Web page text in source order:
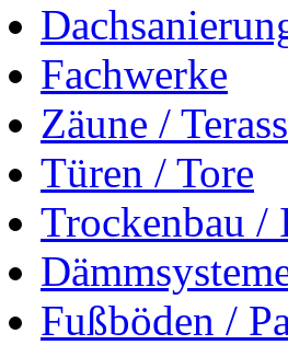
Fachwerke
Zäune /
Türen / Tore
Trockenbau /
Fußböden /